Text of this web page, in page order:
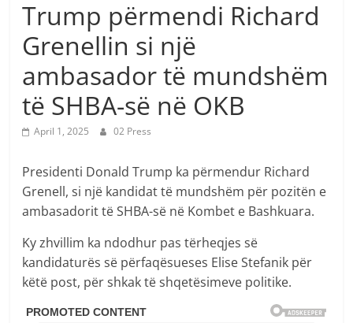
Trump përmendi Richard
Grenellin si një
ambasador të mundshëm
të SHBA-së në OKB
April 1, 2025 02 Press
Presidenti Donald Trump ka përmendur Richard
Grenell, si një kandidat të mundshëm për pozitën e
ambasadorit të SHBA-së në Kombet e Bashkuara.
Ky zhvillim ka ndodhur pas tërheqjes së
kandidaturës së përfaqësueses Elise Stefanik për
këtë post, për shkak të shqetësimeve politike. ​